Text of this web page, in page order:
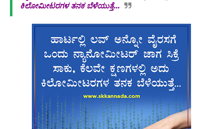
ಕಿಲೋಮೀಟರಗಳ ತನಕ ಬೆಳೆಯುತ್ತೆ...